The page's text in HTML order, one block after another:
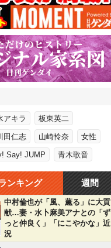
アキラ 板東英二
田仁志 山崎怜奈 女性
Say! JUMP 青木歌音
ンキング 週間
中村倫也が「風、薫る」に大貢
献…妻・水卜麻美アナとの「ず
っと仲良く」「にこやかな」近
況